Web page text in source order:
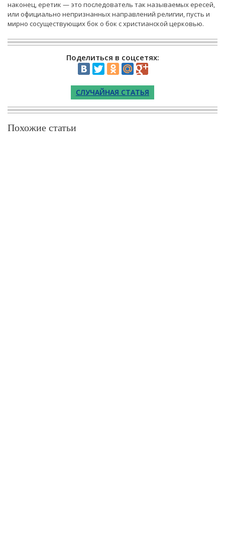
наконец, еретик — это последователь так называемых ересей,
или официально непризнанных направлений религии, пусть и
мирно сосуществующих бок о бок с христианской церковью.
Поделиться в соцсетях:
СЛУЧАЙНАЯ СТАТЬЯ
Похожие статьи